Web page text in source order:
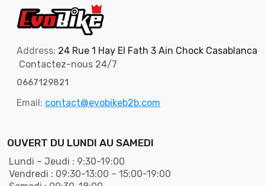
Address: 24 Rue 1 Hay El Fath 3 Ain Chock Casablanca
Contactez-nous 24/7
0667129821
Email: contact@evobikeb2b.com
OUVERT DU LUNDI AU SAMEDI
Lundi – Jeudi : 9:30-19:00
Vendredi : 09:30-13:00 – 15:00-19:00